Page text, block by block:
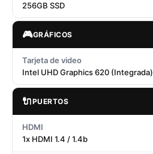
256GB SSD
🎮GRÁFICOS
Tarjeta de video
Intel UHD Graphics 620 (Integrada)
🔌PUERTOS
HDMI
1x HDMI 1.4 / 1.4b